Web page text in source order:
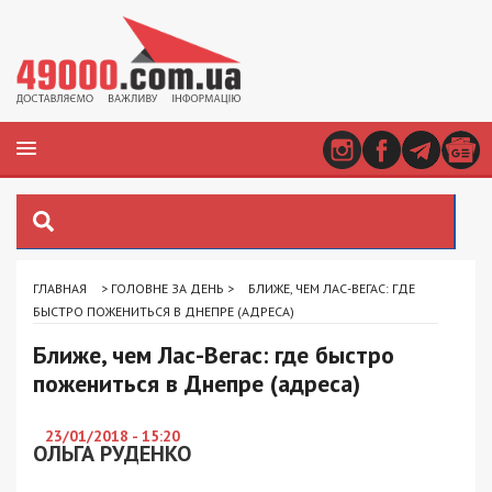
ГЛАВНАЯ > ГОЛОВНЕ ЗА ДЕНЬ >
БЛИЖЕ, ЧЕМ ЛАС-ВЕГАС: ГДЕ
БЫСТРО ПОЖЕНИТЬСЯ В ДНЕПРЕ (АДРЕСА)
Ближе, чем Лас-Вегас: где быстро
пожениться в Днепре (адреса)
23/01/2018 - 15:20
ОЛЬГА РУДЕНКО